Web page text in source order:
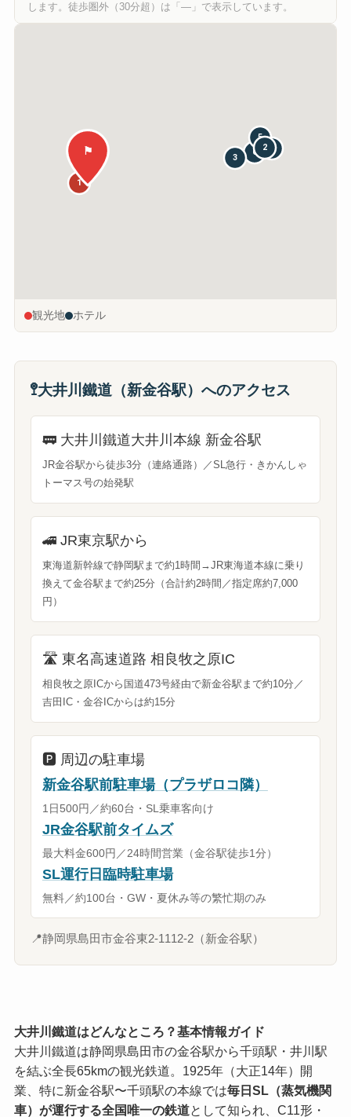
します。徒歩圏外（30分超）は「—」で表示しています。
⚑
1
2
3
5
6
観光地 ホテル
🚏大井川鐵道（新金谷駅）へのアクセス
🚃大井川鐵道大井川本線 新金谷駅
JR金谷駅から徒歩3分（連絡通路）／SL急行・きかんしゃ
トーマス号の始発駅
🚄JR東京駅から
東海道新幹線で静岡駅まで約1時間→JR東海道本線に乗り
換えて金谷駅まで約25分（合計約2時間／指定席約7,000
円）
🛣️ 東名高速道路 相良牧之原IC
相良牧之原ICから国道473号経由で新金谷駅まで約10分／
吉田IC・金谷ICからは約15分
🅿️ 周辺の駐車場
新金谷駅前駐車場（プラザロコ隣）
1日500円／約60台・SL乗車客向け
JR金谷駅前タイムズ
最大料金600円／24時間営業（金谷駅徒歩1分）
SL運行日臨時駐車場
無料／約100台・GW・夏休み等の繁忙期のみ
📍静岡県島田市金谷東2-1112-2（新金谷駅）
大井川鐵道はどんなところ？基本情報ガイド
大井川鐵道は静岡県島田市の金谷駅から千頭駅・井川駅
を結ぶ全長65kmの観光鉄道。1925年（大正14年）開
業、特に新金谷駅〜千頭駅の本線では毎日SL（蒸気機関
車）が運行する全国唯一の鉄道として知られ、C11形・